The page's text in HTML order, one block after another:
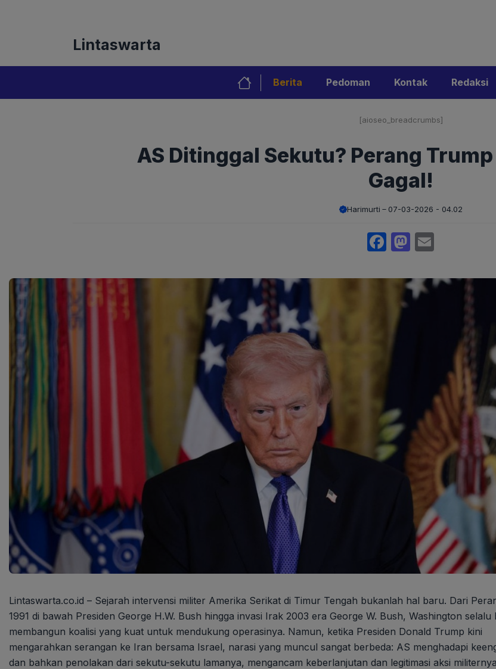
Lintaswarta
Berita Pedoman Kontak Redaksi
[aioseo_breadcrumbs]
AS Ditinggal Sekutu? Perang
Gagal!
Harimurti 07-03-2026 - 04.02
Facebook
Mastodon
Lintaswarta.co.id – Sejarah intervensi militer Amerika Serikat di Timur Tengah bukanlah hal baru. Dari
1991 di bawah Presiden George H.W. Bush hingga invasi Irak 2003 era George W. Bush, Washington selalu
membangun koalisi yang kuat untuk mendukung operasinya. Namun, ketika Presiden Donald Trump kini
mengarahkan serangan ke Iran bersama Israel, narasi yang muncul sangat berbeda: AS menghadapi
dan bahkan penolakan dari sekutu-sekutu lamanya, mengancam keberlanjutan dan legitimasi aksi